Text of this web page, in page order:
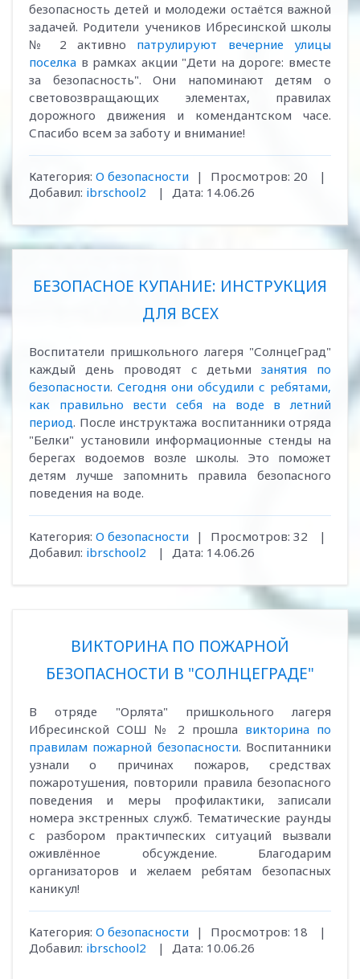
безопасность детей и молодежи остаётся важной
задачей. Родители учеников Ибресинской школы
№ 2 активно патрулируют вечерние улицы
поселка в рамках акции "Дети на дороге: вместе
за безопасность". Они напоминают детям о
световозвращающих элементах, правилах
дорожного движения и комендантском часе.
Спасибо всем за заботу и внимание!
Категория: О безопасности | Просмотров: 20
|
Добавил: ibrschool2 | Дата: 14.06.26
БЕЗОПАСНОЕ КУПАНИЕ: ИНСТРУКЦИЯ
ДЛЯ ВСЕХ
Воспитатели пришкольного лагеря "СолнцеГрад"
каждый день проводят с детьмизанятия по
безопасности. Сегодня они обсудили с ребятами,
как правильно вести себя на воде в летний
период. После инструктажа воспитанники отряда
"Белки" установили информационные стенды на
берегах водоемов возле школы. Это поможет
детям лучше запомнить правила безопасного
поведения на воде.
Категория: О безопасности | Просмотров: 32
|
Добавил: ibrschool2 | Дата: 14.06.26
ВИКТОРИНА ПО ПОЖАРНОЙ
БЕЗОПАСНОСТИ В "СОЛНЦЕГРАДЕ"
В отряде "Орлята" пришкольного лагеря
Ибресинской СОШ № 2 прошла викторина по
правилам пожарной безопасности. Воспитанники
узнали о причинах пожаров, средствах
пожаротушения, повторили правила безопасного
поведения и меры профилактики, записали
номера экстренных служб. Тематические раунды
с разбором практичпеских ситуаций вызвали
оживлённое обсуждение. Благодарим
организаторов и желаем ребятам безопасных
каникул!
Категория: О безопасности | Просмотров: 18
|
Добавил: ibrschool2 | Дата: 10.06.26